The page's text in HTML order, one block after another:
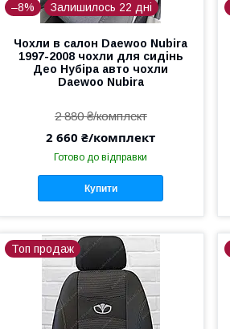
–8% Залишилось 22 дні
Чохли в салон Daewoo Nubira
1997-2008 чохли для сидінь
Део Нубіра авто чохли
Daewoo Nubira
2 880 ₴/комплект
2 660 ₴/комплект
Готово до відправки
Купити
Топ продаж